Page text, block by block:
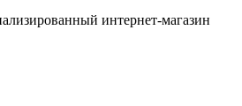
интернет-магазин